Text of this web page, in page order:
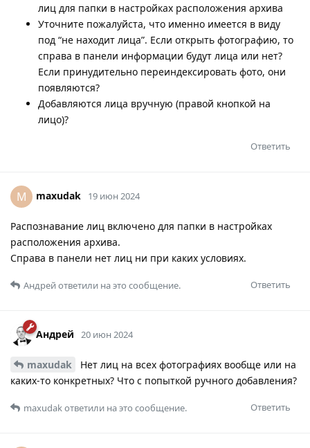
лиц для папки в настройках расположения архива
Уточните пожалуйста, что именно имеется в виду
под “не находит лица”. Если открыть фотографию, то
справа в панели информации будут лица или нет?
Если принудительно переиндексировать фото, они
появляются?
Добавляются лица вручную (правой кнопкой на
лицо)?
Ответить
M maxudak 19 июн 2024
Распознавание лиц включено для папки в настройках
расположения архива.
Справа в панели нет лиц ни при каких условиях.
Ответить
Андрейответили на это сообщение.
Андрей 20 июн 2024
maxudak
Нет лиц на всех фотографиях вообще или на
каких-то конкретных? Что с попыткой ручного добавления?
Ответить
maxudakответили на это сообщение.